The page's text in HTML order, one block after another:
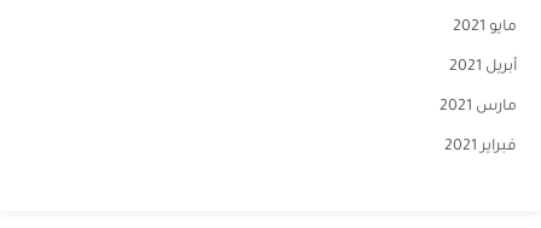
مايو 2021
أبريل 2021
مارس 2021
فبراير 2021